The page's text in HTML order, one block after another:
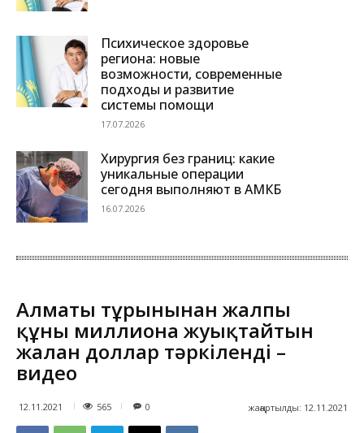
Психическое здоровье
региона: новые
возможности, современные
подходы и развитие
системы помощи
17.07.2026
Хирургия без границ: какие
уникальные операции
сегодня выполняют в АМКБ
16.07.2026